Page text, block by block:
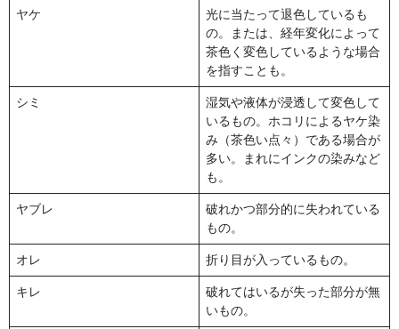
商品一覧
メンバー
ヤケ
光に当たって退色しているも
の。または、経年変化によって
茶色く変色しているような場合
を指すことも。
シミ
湿気や液体が浸透して変色して
いるもの。ホコリによるヤケ染
み（茶色い点々）である場合が
多い。まれにインクの染みなど
も。
ヤブレ
破れかつ部分的に失われている
もの。
オレ 折り目が入っているもの。
キレ
破れてはいるが失った部分が無
いもの。